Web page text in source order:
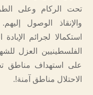
تحت الركام وعلى
والإنقاذ الوصول
استكمالا لجرائم
الفلسطينيين العزل
على استهداف مناطق
الاحتلال مناطق آمنة!.